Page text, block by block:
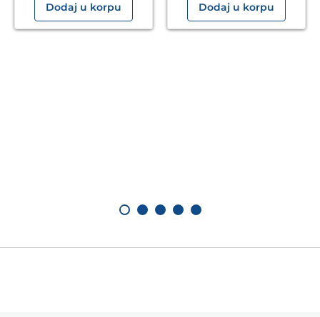
Dodaj u korpu Dodaj u korpu